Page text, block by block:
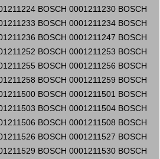
BOSCH 0001211230 BOSCH
BOSCH 0001211234 BOSCH
BOSCH 0001211247 BOSCH
BOSCH 0001211253 BOSCH
BOSCH 0001211256 BOSCH
BOSCH 0001211259 BOSCH
BOSCH 0001211501 BOSCH
BOSCH 0001211504 BOSCH
BOSCH 0001211508 BOSCH
BOSCH 0001211527 BOSCH
BOSCH 0001211530 BOSCH